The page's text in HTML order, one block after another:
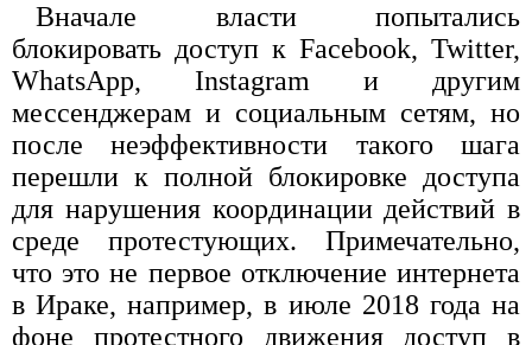
Вначале власти попытались
блокировать доступ к Facebook, Twitter,
WhatsApp, Instagram и другим
мессенджерам и социальным сетям, но
после неэффективности такого шага
перешли к полной блокировке доступа
для нарушения координации действий в
среде протестующих. Примечательно,
что это не первое отключение интернета
в Ираке, например, в июле 2018 года на
фоне протестного движения доступ в